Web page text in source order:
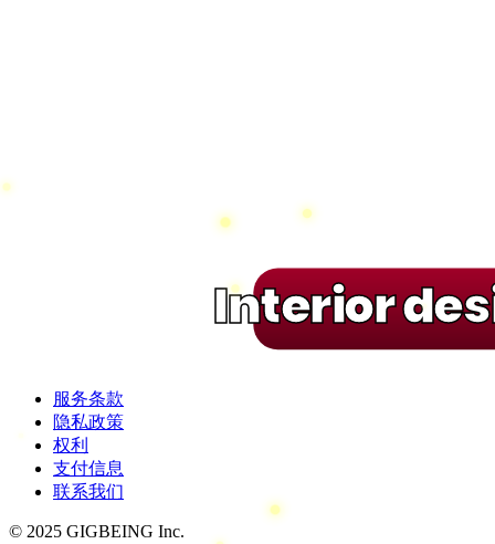
Interior
服务条款
隐私政策
权利
支付信息
联系我们
© 2025 GIGBEING Inc.